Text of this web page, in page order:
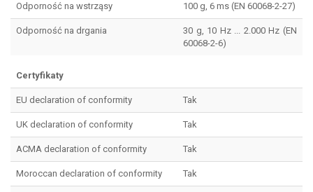
Odporność na wstrząsy 100 g, 6 ms (EN 60068-2-27)
Odporność na drgania
30 g, 10 Hz ... 2.000 Hz (EN
60068-2-6)
Certyfikaty
EU declaration of conformity Tak
UK declaration of conformity Tak
ACMA declaration of conformity Tak
Moroccan declaration of conformity Tak